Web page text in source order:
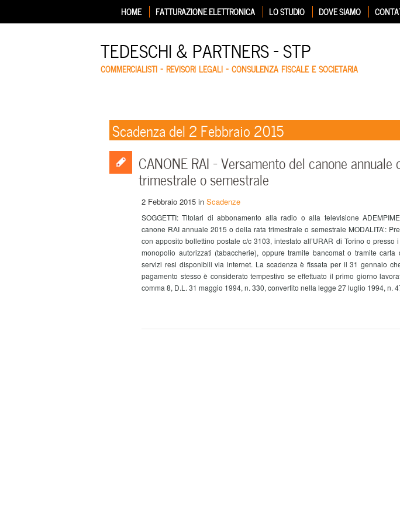
HOME FATTURAZIONE ELETTRONICA LO STUDIO DOVE SIAMO
TEDESCHI & PARTNERS – STP
COMMERCIALISTI – REVISORI LEGALI – CONSULENZA FISCALE E SOCIETARIA
Scadenza del 2 Febbraio 2015
CANONE RAI – Versamento del canone annuale
trimestrale o semestrale
2 Febbraio 2015 in Scadenze
SOGGETTI: Titolari di abbonamento alla radio o alla televisione
canone RAI annuale 2015 o della rata trimestrale o semestrale MODALITA’:
con apposito bollettino postale c/c 3103, intestato all’URAR di Torino o presso
monopolio autorizzati (tabaccherie), oppure tramite bancomat o tramite
servizi resi disponibili via internet. La scadenza è fissata per il 31 gennaio
pagamento stesso è considerato tempestivo se effettuato il primo giorno
comma 8, D.L. 31 maggio 1994, n. 330, convertito nella legge 27 luglio 1994, n.